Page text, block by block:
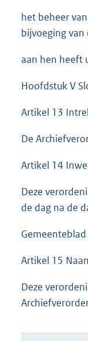
het beheer
bijvoeging van
aan hen heeft
Hoofdstuk V
Artikel 13
De
Artikel 14
Deze
de dag na de
Artikel 15
Deze